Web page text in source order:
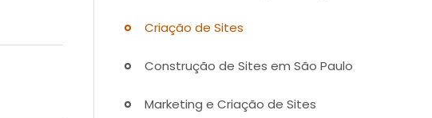
Criação de Sites
Construção de Sites em São Paulo
Marketing e Criação de Sites